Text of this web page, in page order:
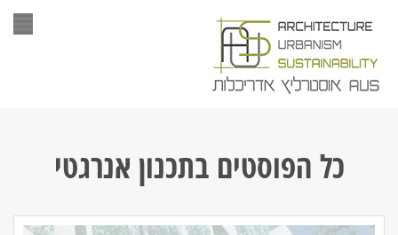
כל הפוסטים בתכנון אנרגטי